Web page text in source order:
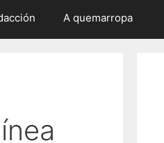
A quemarropa